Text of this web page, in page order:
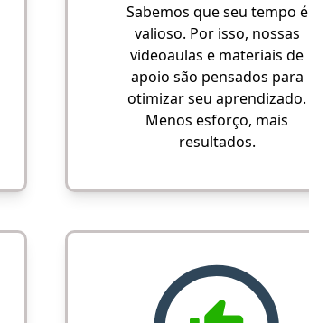
Sabemos que seu tempo é
valioso. Por isso, nossas
videoaulas e materiais de
apoio são pensados para
otimizar seu aprendizado.
Menos esforço, mais
resultados.